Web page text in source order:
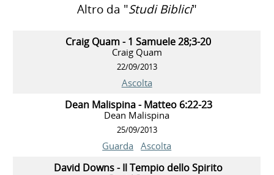
Altro da "Studi Biblici"
Craig Quam - 1 Samuele 28;3-20
Craig Quam
22/09/2013
Ascolta
Dean Malispina - Matteo 6:22-23
Dean Malispina
25/09/2013
Guarda Ascolta
David Downs - Il Tempio dello Spirito